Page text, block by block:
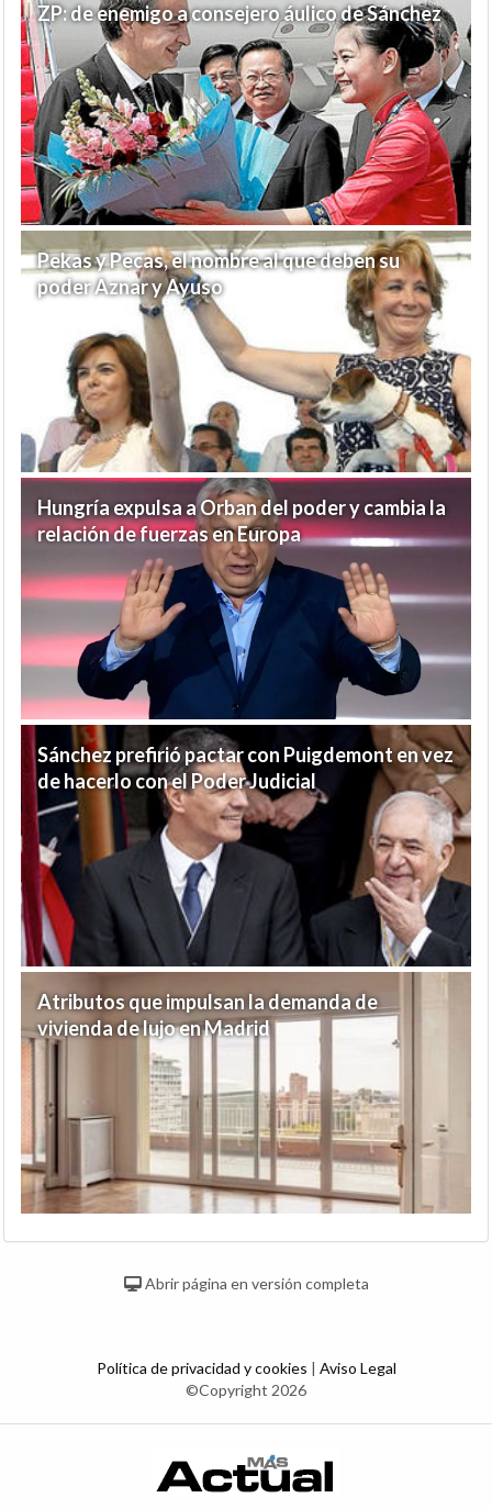
ZP: de enemigo a consejero áulico de Sánchez
Pekas y Pecas, el nombre al que deben su
poder Aznar y Ayuso
Hungría expulsa a Orban del poder y cambia la
relación de fuerzas en Europa
Sánchez prefirió pactar con Puigdemont en vez
de hacerlo con el Poder Judicial
Atributos que impulsan la demanda de
vivienda de lujo en Madrid
Abrir página en versión completa
Política de privacidad y cookies | Aviso Legal
©Copyright 2026